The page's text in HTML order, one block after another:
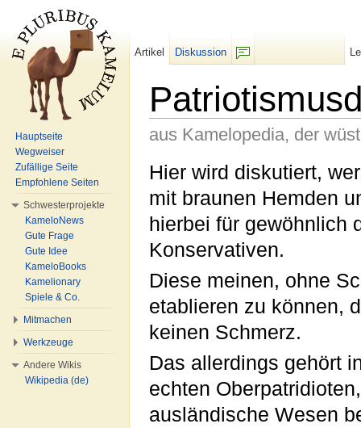
aus Kamelopedia, der
Hier wird diskutiert,
mit braunen Hemden
hierbei für gewöhnlich
Konservativen.
Diese meinen, ohne
etablieren zu können,
keinen Schmerz.
Das allerdings gehört
echten
ausländische Wesen
Artikel
Diskussion
Hauptseite
Wegweiser
Zufällige Seite
Empfohlene Seiten
Schwesterprojekte
KameloNews
Gute Frage
Gute Idee
KameloBooks
Kamelionary
Spiele & Co.
Mitmachen
Werkzeuge
Andere Wikis
Wikipedia (de)